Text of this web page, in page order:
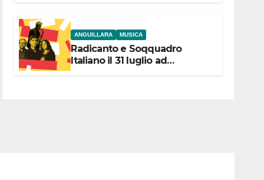
ANGUILLARA MUSICA
Radicanto e Soqquadro
Italiano il 31 luglio ad